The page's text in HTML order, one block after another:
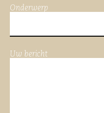
Onderwerp
Uw bericht